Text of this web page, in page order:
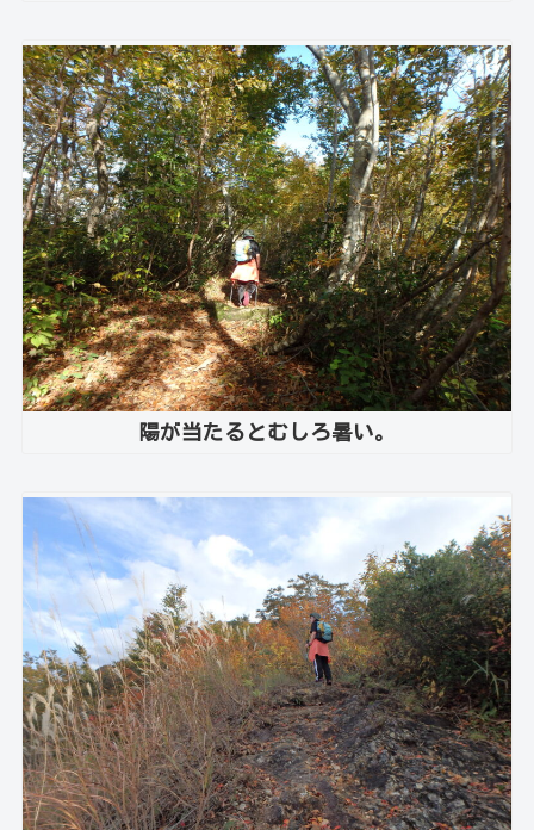
陽が当たるとむしろ暑い。